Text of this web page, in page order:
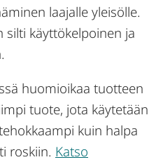
laajalle yleisölle.
silti käyttökelpoinen ja
huomioikaa tuotteen
tuote, jota käytetään
kuin halpa
roskiin. Katso